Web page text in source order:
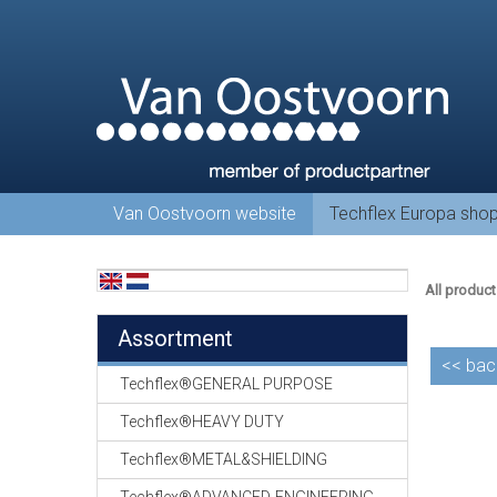
Van Oostvoorn website Techflex Europa
Assortment
Techflex®GENERAL PURPOSE
Techflex®HEAVY DUTY
Techflex®METAL&SHIELDING
All
<<